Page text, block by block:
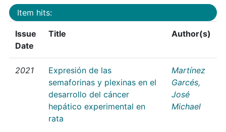
Item hits:
Issue
Date
Title Author(s)
2021
Expresión de las
semaforinas y plexinas en el
desarrollo del cáncer
hepático experimental en
rata
Martínez
Garcés,
José
Michael